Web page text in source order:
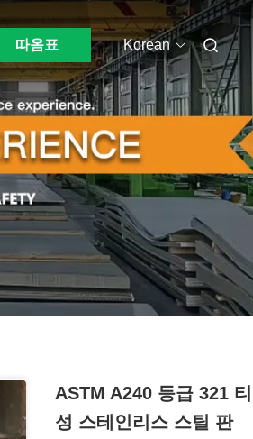
따옴표 Korean
ASTM A240 등급 321
성 스테인리스 스틸 판